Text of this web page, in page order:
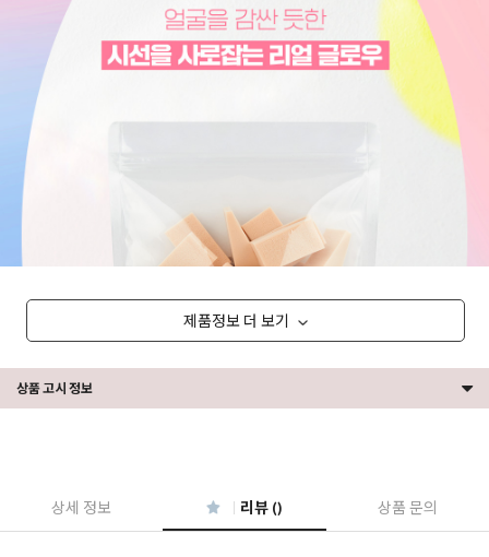
제품정보 더 보기
상품 고시 정보
상세 정보 리뷰 () 상품 문의